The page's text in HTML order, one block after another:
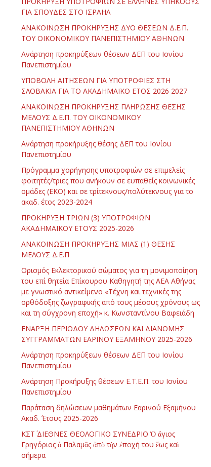
ΓΙΑ ΣΠΟΥΔΕΣ ΣΤΟ ΙΣΡΑΗΛ
ΑΝΑΚΟΙΝΩΣΗ ΠΡΟΚΗΡΥΞΗΣ ΔΥΟ ΘΕΣΕΩΝ Δ.Ε.Π.
ΤΟΥ ΟΙΚΟΝΟΜΙΚΟΥ ΠΑΝΕΠΙΣΤΗΜΙΟΥ ΑΘΗΝΩΝ
Ανάρτηση προκηρύξεων θέσεων ΔΕΠ του Ιονίου
Πανεπιστημίου
ΥΠΟΒΟΛΗ ΑΙΤΗΣΕΩΝ ΓΙΑ ΥΠΟΤΡΟΦΙΕΣ ΣΤΗ
ΣΛΟΒΑΚΙΑ ΓΙΑ ΤΟ ΑΚΑΔΗΜΑΪΚΟ ΕΤΟΣ 2026 2027
ΑΝΑΚΟΙΝΩΣΗ ΠΡΟΚΗΡΥΞΗΣ ΠΛΗΡΩΣΗΣ ΘΕΣΗΣ
ΜΕΛΟΥΣ Δ.Ε.Π. ΤΟΥ ΟΙΚΟΝΟΜΙΚΟΥ
ΠΑΝΕΠΙΣΤΗΜΙΟΥ ΑΘΗΝΩΝ
Ανάρτηση προκήρυξης θέσης ΔΕΠ του Ιονίου
Πανεπιστημίου
Πρόγραμμα χορήγησης υποτροφιών σε επιμελείς
φοιτητές/τριες που ανήκουν σε ευπαθείς κοινωνικές
ομάδες (ΕΚΟ) και σε τρίτεκνους/πολύτεκνους για το
ακαδ. έτος 2023-2024
ΠΡΟΚΗΡΥΞΗ ΤΡΙΩΝ (3) ΥΠΟΤΡΟΦΙΩΝ
ΑΚΑΔΗΜΑΪΚΟΥ ΕΤΟΥΣ 2025-2026
ΑΝΑΚΟΙΝΩΣΗ ΠΡΟΚΗΡΥΞΗΣ ΜΙΑΣ (1) ΘΕΣΗΣ
ΜΕΛΟΥΣ Δ.Ε.Π
Ορισμός Εκλεκτορικού σώματος για τη μονιμοποίηση
του επί θητεία Επίκουρου Καθηγητή της ΑΕΑ Αθήνας
με γνωστικό αντικείμενο «Τέχνη και τεχνικές της
ορθόδοξης ζωγραφικής από τους μέσους χρόνους ως
και τη σύγχρονη εποχή» κ. Κωνσταντίνου Βαφειάδη
ΕΝΑΡΞΗ ΠΕΡΙΟΔΟΥ ΔΗΛΩΣΕΩΝ ΚΑΙ ΔΙΑΝΟΜΗΣ
ΣΥΓΓΡΑΜΜΑΤΩΝ ΕΑΡΙΝΟΥ ΕΞΑΜΗΝΟΥ 2025-2026
Ανάρτηση προκηρύξεων θέσεων ΔΕΠ του Ιονίου
Πανεπιστημίου
Ανάρτηση Προκήρυξης θέσεων Ε.Τ.Ε.Π. του Ιονίου
Πανεπιστημίου
Παράταση δηλώσεων μαθημάτων Εαρινού Εξαμήνου
Ακαδ. Έτους 2025-2026
ΚΣΤ΄ ΔΙΕΘΝΕΣ ΘΕΟΛΟΓΙΚΟ ΣΥΝΕΔΡΙΟ Ὁ ἅγιος
Γρηγόριος ὁ Παλαμᾶς ἀπὸ τὴν ἐποχή του ἕως καὶ
σήμερα